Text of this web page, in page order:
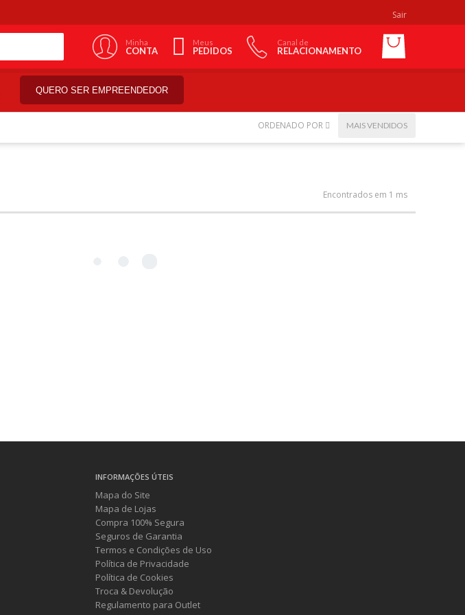
Sair
Minha
CONTA
Meus
PEDIDOS
Canal de
RELACIONAMENTO
QUERO SER EMPREENDEDOR
ORDENADO POR MAIS VENDIDOS
Encontrados em 1 ms
INFORMAÇÕES ÚTEIS
Mapa do Site
Mapa de Lojas
Compra 100% Segura
Seguros de Garantia
Termos e Condições de Uso
Política de Privacidade
Política de Cookies
Troca & Devolução
Regulamento para Outlet